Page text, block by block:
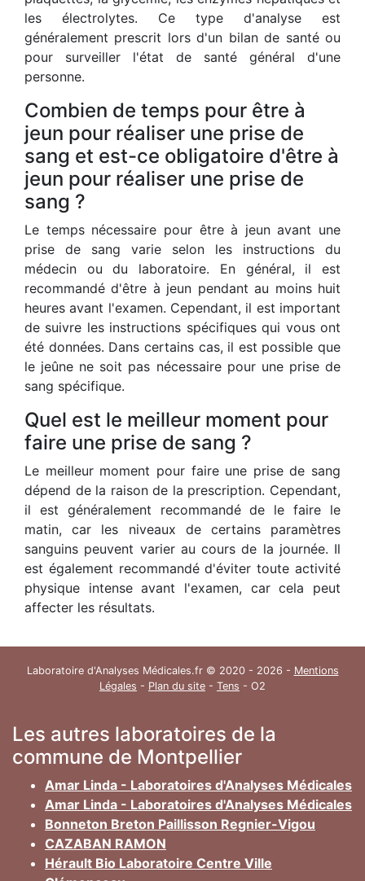
les électrolytes. Ce type d'analyse est
généralement prescrit lors d'un bilan de santé ou
pour surveiller l'état de santé général d'une
personne.
Combien de temps pour être à
jeun pour réaliser une prise de
sang et est-ce obligatoire d'être à
jeun pour réaliser une prise de
sang ?
Le temps nécessaire pour être à jeun avant une
prise de sang varie selon les instructions du
médecin ou du laboratoire. En général, il est
recommandé d'être à jeun pendant au moins huit
heures avant l'examen. Cependant, il est important
de suivre les instructions spécifiques qui vous ont
été données. Dans certains cas, il est possible que
le jeûne ne soit pas nécessaire pour une prise de
sang spécifique.
Quel est le meilleur moment pour
faire une prise de sang ?
Le meilleur moment pour faire une prise de sang
dépend de la raison de la prescription. Cependant,
il est généralement recommandé de le faire le
matin, car les niveaux de certains paramètres
sanguins peuvent varier au cours de la journée. Il
est également recommandé d'éviter toute activité
physique intense avant l'examen, car cela peut
affecter les résultats.
Laboratoire d'Analyses Médicales.fr © 2020 - 2026 - Mentions
Légales - Plan du site - Tens - O2
Les autres laboratoires de la
commune de Montpellier
Amar Linda - Laboratoires d'Analyses Médicales
Amar Linda - Laboratoires d'Analyses Médicales
Bonneton Breton Paillisson Regnier-Vigou
CAZABAN RAMON
Hérault Bio Laboratoire Centre Ville